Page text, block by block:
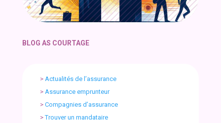
BLOG AS COURTAGE
> Actualités de l’assurance
> Assurance emprunteur
> Compagnies d’assurance
>Trouver un mandataire